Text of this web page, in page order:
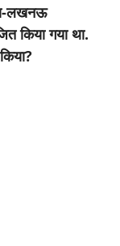
लखनऊ
किया गया था.